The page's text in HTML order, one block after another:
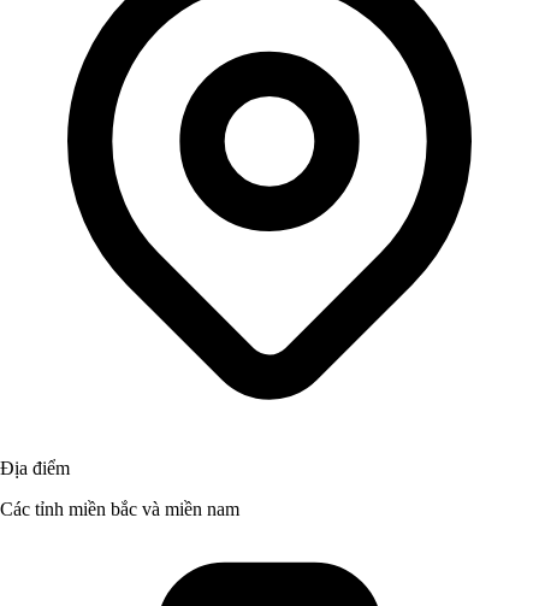
Địa điểm
Các tỉnh miền bắc và miền nam